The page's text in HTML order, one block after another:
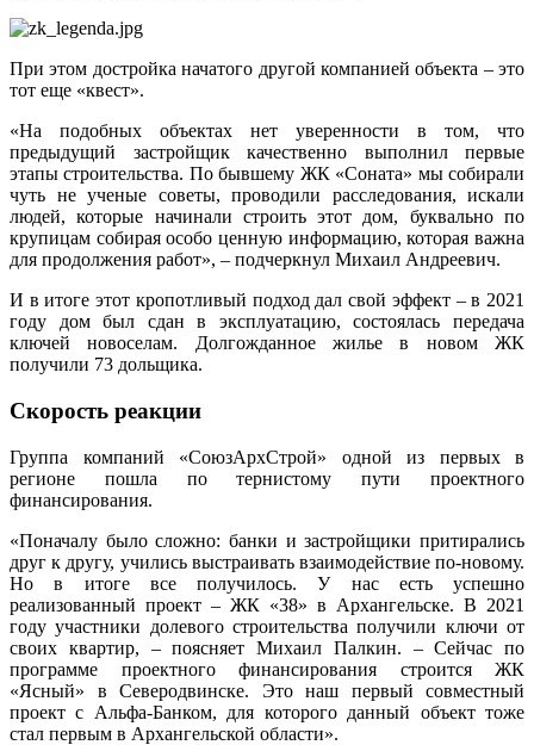
При этом достройка начатого другой компанией объекта – это
тот еще «квест».
«На подобных объектах нет уверенности в том, что
предыдущий застройщик качественно выполнил первые
этапы строительства. По бывшему ЖК «Соната» мы собирали
чуть не ученые советы, проводили расследования, искали
людей, которые начинали строить этот дом, буквально по
крупицам собирая особо ценную информацию, которая важна
для продолжения работ», – подчеркнул Михаил Андреевич.
И в итоге этот кропотливый подход дал свой эффект – в 2021
году дом был сдан в эксплуатацию, состоялась передача
ключей новоселам. Долгожданное жилье в новом ЖК
получили 73 дольщика.
Скорость реакции
Группа компаний «Союз​АрхСтрой» одной из первых в
регионе пошла по тернистому пути проектного
финансирования.
«Поначалу было сложно: банки и застройщики притирались
друг к другу, учились выстраивать взаимодействие по-новому.
Но в итоге все получилось. У нас есть успешно
реализованный проект – ЖК «38» в Архангельске. В 2021
году участники долевого строительства получили ключи от
своих квартир, – поясняет Михаил Палкин. – Сейчас по
программе проектного финансирования строится ЖК
«Ясный» в Северодвинске. Это наш первый совместный
проект с Альфа-​Банком, для которого данный объект тоже
стал первым в Архангельской области».